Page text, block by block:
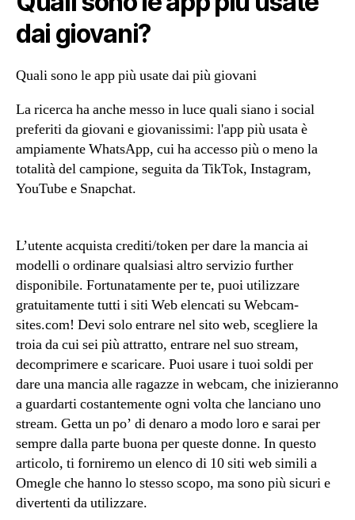
dai giovani?
Quali sono le app più usate dai più giovani
La ricerca ha anche messo in luce quali siano i social
preferiti da giovani e giovanissimi: l'app più usata è
ampiamente WhatsApp, cui ha accesso più o meno la
totalità del campione, seguita da TikTok, Instagram,
YouTube e Snapchat.
L’utente acquista crediti/token per dare la mancia ai
modelli o ordinare qualsiasi altro servizio further
disponibile. Fortunatamente per te, puoi utilizzare
gratuitamente tutti i siti Web elencati su Webcam-
sites.com! Devi solo entrare nel sito web, scegliere la
troia da cui sei più attratto, entrare nel suo stream,
decomprimere e scaricare. Puoi usare i tuoi soldi per
dare una mancia alle ragazze in webcam, che inizieranno
a guardarti costantemente ogni volta che lanciano uno
stream. Getta un po’ di denaro a modo loro e sarai per
sempre dalla parte buona per queste donne. In questo
articolo, ti forniremo un elenco di 10 siti web simili a
Omegle che hanno lo stesso scopo, ma sono più sicuri e
divertenti da utilizzare.